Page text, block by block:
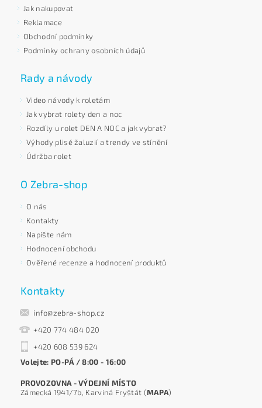
Jak nakupovat
Reklamace
Obchodní podmínky
Podmínky ochrany osobních údajů
Rady a návody
Video návody k roletám
Jak vybrat rolety den a noc
Rozdíly u rolet DEN A NOC a jak vybrat?
Výhody plisé žaluzií a trendy ve stínění
Údržba rolet
O Zebra-shop
O nás
Kontakty
Napište nám
Hodnocení obchodu
Ověřené recenze a hodnocení produktů
Kontakty
info@zebra-shop.cz
+420 774 484 020
+420 608 539 624
Volejte: PO-PÁ / 8:00 - 16:00
PROVOZOVNA - VÝDEJNÍ MÍSTO
Zámecká 1941/7b, Karviná Fryštát (MAPA)